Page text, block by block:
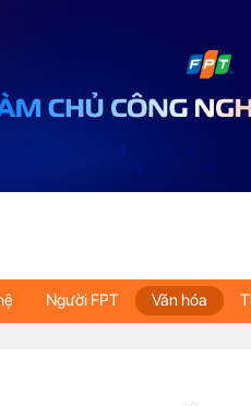
Người FPT Văn hóa